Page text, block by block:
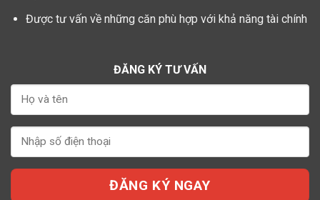
Được tư vấn về những căn phù hợp với khả năng tài chính
ĐĂNG KÝ TƯ VẤN